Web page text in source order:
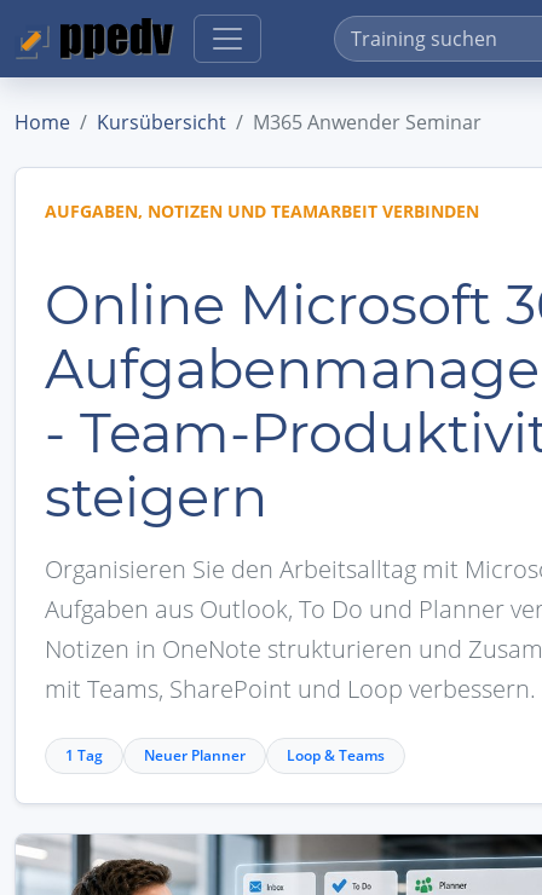
Home Kursübersicht M365 Anwender Seminar
AUFGABEN, NOTIZEN UND TEAMARBEIT VERBINDEN
Online Microsoft
- Team-
steigern
Organisieren Sie den Arbeitsalltag mit
Aufgaben aus Outlook, To Do und Planner
Notizen in OneNote strukturieren und
mit Teams, SharePoint und Loop verbessern.
1 Tag Neuer Planner Loop & Teams